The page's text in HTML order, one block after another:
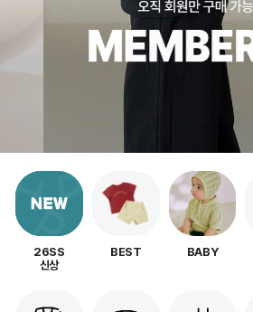
26SS
신상
BEST BABY